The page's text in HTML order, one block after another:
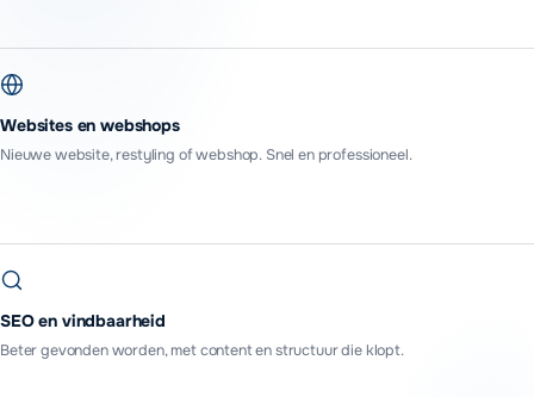
Websites en webshops
Nieuwe website, restyling of webshop. Snel en professioneel.
SEO en vindbaarheid
Beter gevonden worden, met content en structuur die klopt.